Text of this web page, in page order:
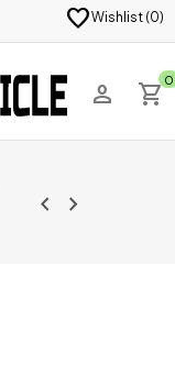
favoriteWishlist (0)
person shopping_cart0
chevron_left chevron_right